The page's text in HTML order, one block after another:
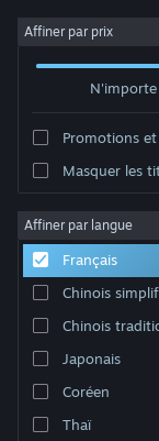
Se connecter
Magasin
À propos
Support
Changer la langue
Télécharger
Voir version ordi. du
Affiner par prix
Promotions
Masquer les
Affiner par langue
Français
Chinois
Chinois
Japonais
Coréen
Thaï
Développement :
Trier par Pertinence
0 résultats
selon vos préférences.